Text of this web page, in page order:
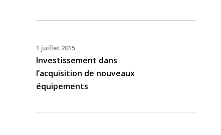
1 juillet 2015
Investissement dans
l’acquisition de nouveaux
équipements